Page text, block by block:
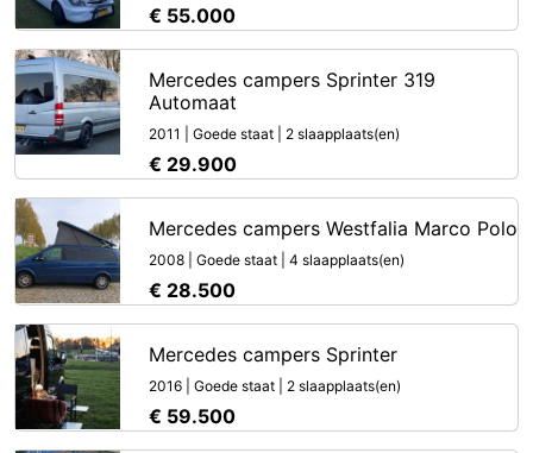
€ 55.000
Mercedes campers Sprinter 319
Automaat
2011 | Goede staat | 2 slaapplaats(en)
€ 29.900
Mercedes campers Westfalia Marco Polo
2008 | Goede staat | 4 slaapplaats(en)
€ 28.500
Mercedes campers Sprinter
2016 | Goede staat | 2 slaapplaats(en)
€ 59.500